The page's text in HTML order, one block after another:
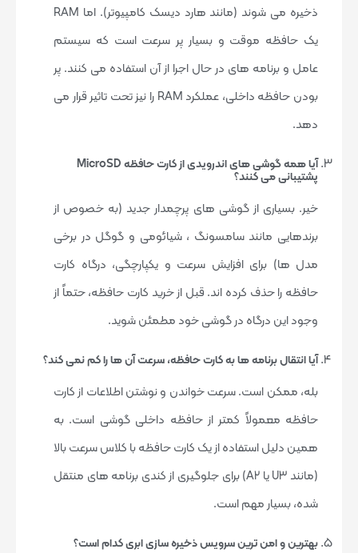
ذخیره می شوند (مانند هارد دیسک کامپیوتر). اما RAM
یک حافظه موقت و بسیار پر سرعت است که سیستم
عامل و برنامه های در حال اجرا از آن استفاده می کنند. پر
بودن حافظه داخلی، عملکرد RAM را نیز تحت تاثیر قرار می
دهد.
آیا همه گوشی های اندرویدی از کارت حافظه MicroSD
پشتیبانی می کنند؟
خیر. بسیاری از گوشی های پرچمدار جدید (به خصوص از
برندهایی مانند سامسونگ ، شیائومی و گوگل در برخی
مدل ها) برای افزایش سرعت و یکپارچگی، درگاه کارت
حافظه را حذف کرده اند. قبل از خرید کارت حافظه، حتماً از
وجود این درگاه در گوشی خود مطمئن شوید.
آیا انتقال برنامه ها به کارت حافظه، سرعت آن ها را کم نمی کند؟
بله، ممکن است. سرعت خواندن و نوشتن اطلاعات از کارت
حافظه معمولاً کمتر از حافظه داخلی گوشی است. به
همین دلیل استفاده از یک کارت حافظه با کلاس سرعت بالا
(مانند U3 یا A2) برای جلوگیری از کندی برنامه های منتقل
شده، بسیار مهم است.
بهترین و امن ترین سرویس ذخیره سازی ابری کدام است؟